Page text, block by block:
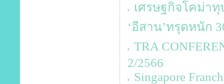
เศรษฐกิจโคม่า
‘อีสาน’ทรุดหนัก
TRA
2/2566
Singapore